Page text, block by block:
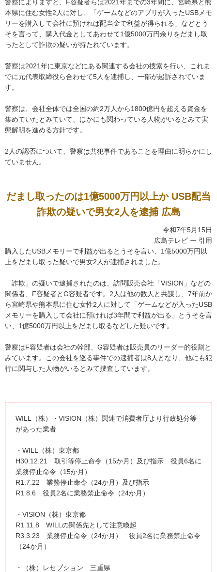
警察によりますと、F容疑者らは2021年までの3年間に、宮崎県と熊
本県に住む女性2人に対し、「ゲームなどのアプリが入ったUSBメモ
リーを購入して会社に預ければ配当金で利益が得られる」などとう
そを言って、購入代金としてあわせて1億5000万円余りをだまし取
ったとして詐欺の疑いが持たれています。
警察は2021年に東京などにある関連する会社の捜索を行い、これま
でに元代表取締役ら合わせて5人を逮捕し、一部が起訴されていま
す。
警察は、会社全体では全国の約2万人から1800億円を超える資金を
集めていたとみていて、ほかにも関わっている人物がいるとみて実
態解明を進める方針です。
2人の認否について、警察は共犯事件であることを理由に明らかにし
ていません。
だまし取ったのは1億5000万円以上か USB配当
詐欺の疑いで男女2人を逮捕 広島
令和7年5月15日
広島テレビ ー 引用
購入したUSBメモリーで利益が出るとうそを言い、1億5000万円以
上をだまし取った疑いで男女2人が逮捕されました。
「詐欺」の疑いで逮捕されたのは、訪問販売会社「VISION」などの
関係者、F容疑者とG容疑者です。2人は他の数人と共謀し、7年前か
ら宮崎県や熊本県に住む女性2人に対して「ゲームなどが入ったUSB
メモリーを購入して会社に預ければ3年間で利益が出る」とうそを言
い、1億5000万円以上をだまし取るなどした疑いです。
警察はF容疑者は会社の幹部、G容疑者は販売員のリーダー的役割と
みています。この会社を巡る事件での逮捕者は8人となり、他にも犯
行に関与した人物がいるとみて捜査しています。
WILL（株）・VISION（株）関連で消費者庁より行政処分等
があった業者
・WILL（株）東京都
H30.12.21 取引等停止命令（15か月）及び指示 役員6名に
業務停止命令（15か月）
R1.7.22 業務停止命令（24か月）及び指示
R1.8.6 役員2名に業務禁止命令（24か月）
・VISION（株）東京都
R1.11.8 WILLの関係先として注意喚起
R3.3.23 業務停止命令（24か月） 役員2名に業務禁止命令
（24か月）
・（株）レセプション 三重県